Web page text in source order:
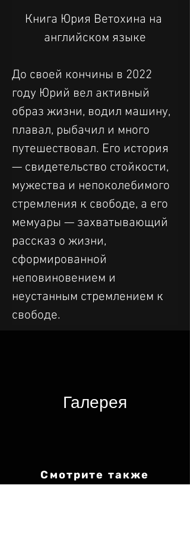
Книга Юрия Ветохина на
английском языке
До своей кончины в 2022
году Юрий вел активный
образ жизни, водил машину,
плавал, рыбачил и много
путешествовал. Его история
— свидетельство стойкости,
мужества и непоколебимого
стремления к свободе, а его
мемуары — захватывающий
рассказ о жизни,
сформированной
неповиновением и
неустанным стремлением к
свободе.
Галерея​
Смотрите также